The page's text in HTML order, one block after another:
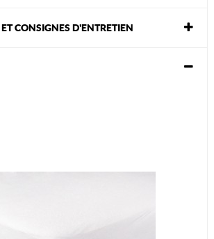
CONSIGNES D'ENTRETIEN